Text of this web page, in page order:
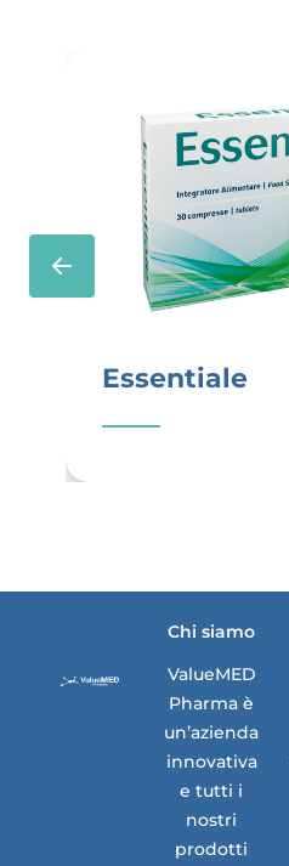
Essentiale
Chi siamo
ValueMED
Pharma è
un’azienda
innovativa
e tutti i
nostri
prodotti